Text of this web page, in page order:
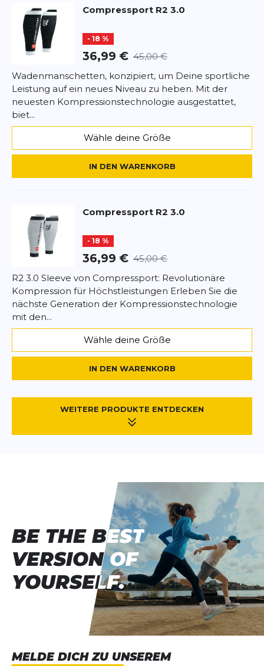
BEWERTUNG HINZUFÜGEN
Dieses Formular ist durch reCAPTCHA geschützt – es gelten die
Datenschutzbestimmungen undNutzungsbedingungen
Compressport R2 3.0
- 18 %
36,99 € 45,00 €
Wadenmanschetten, konzipiert, um Deine sportliche
Leistung auf ein neues Niveau zu heben. Mit der
neuesten Kompressionstechnologie ausgestattet,
biet...
Wähle deine Größe
IN DEN WARENKORB
Compressport R2 3.0
- 18 %
36,99 € 45,00 €
R2 3.0 Sleeve von Compressport: Revolutionäre
Kompression für Höchstleistungen Erleben Sie die
nächste Generation der Kompressionstechnologie
mit den...
Wähle deine Größe
IN DEN WARENKORB
WEITERE PRODUKTE ENTDECKEN
MELDE DICH ZU UNSEREM
BE THE BEST
VERSION OF
YOURSELF.
BE THE BEST
VERSION OF
YOURSELF.